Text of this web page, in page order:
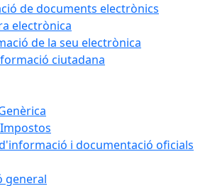
de documents electrònics
electrònica
de la seu electrònica
ciutadana
i documentació oficials
general